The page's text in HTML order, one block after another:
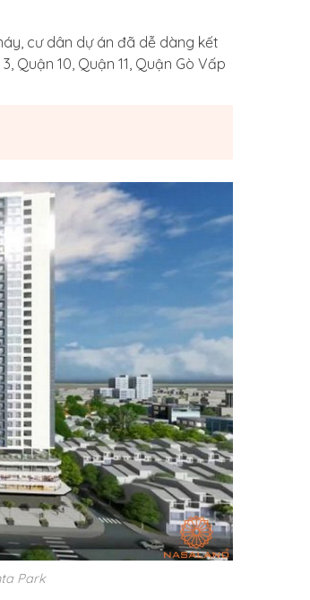
cư dân dự án đã dễ dàng kết
Quận 10, Quận 11, Quận Gò Vấp
Park